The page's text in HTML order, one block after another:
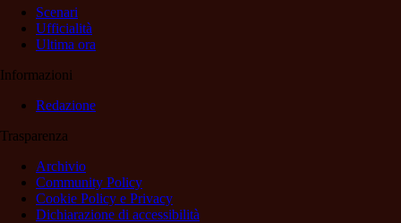
Scenari
Ufficialità
Ultima ora
Informazioni
Redazione
Trasparenza
Archivio
Community Policy
Cookie Policy e Privacy
Dichiarazione di accessibilità